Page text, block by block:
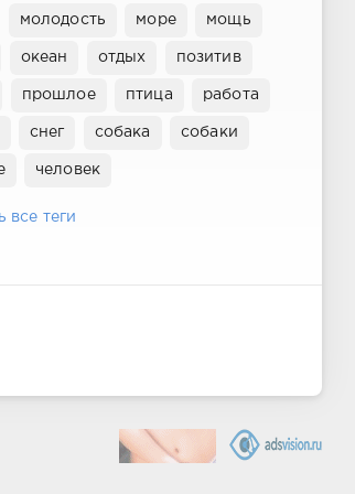
молодость море мощь
океан отдых позитив
прошлое птица работа
снег собака собаки
человек
все теги